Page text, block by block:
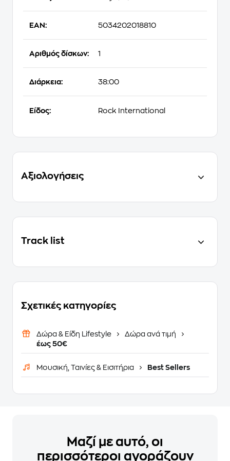
EAN: 5034202018810
Αριθμός δίσκων: 1
Διάρκεια: 38:00
Είδος: Rock International
Αξιολογήσεις
Track list
Σχετικές κατηγορίες
Δώρα & Είδη Lifestyle
Δώρα ανά τιμή
έως 50€
Μουσική, Ταινίες & Εισιτήρια Best Sellers
Μαζί με αυτό, οι
περισσότεροι αγοράζουν